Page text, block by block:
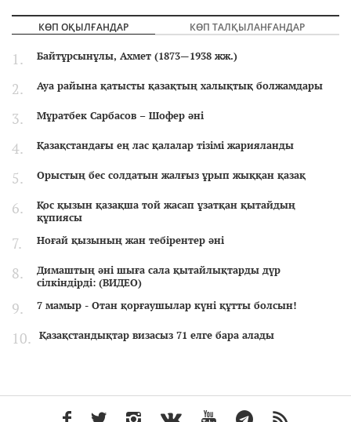
КӨП ОҚЫЛҒАНДАР КӨП ТАЛҚЫЛАНҒАНДАР
Байтұрсынұлы, Ахмет (1873—1938 жж.)
Ауа райына қатысты қазақтың халықтық болжамдары
Мұратбек Сарбасов – Шофер әні
Қазақстандағы ең лас қалалар тізімі жарияланды
Орыстың бес солдатын жалғыз ұрып жыққан қазақ
Қос қызын қазақша той жасап ұзатқан қытайдың
құпиясы
Ноғай қызының жан тебірентер әні
Димаштың әні шыға сала қытайлықтарды дүр
сілкіндірді: (ВИДЕО)
7 мамыр - Отан қорғаушылар күні құтты болсын!
Қазақстандықтар визасыз 71 елге бара алады